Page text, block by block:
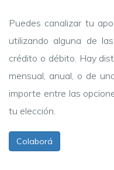
Puedes canalizar tu
utilizando alguna de
crédito o débito. Hay
mensual, anual, o de
importe entre las
tu elección.
Colaborá